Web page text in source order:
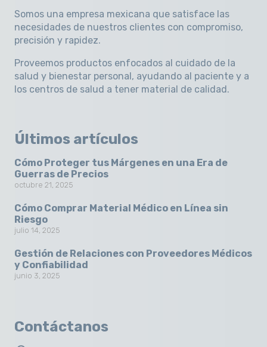
Somos una empresa mexicana que satisface las
necesidades de nuestros clientes con compromiso,
precisión y rapidez.
Proveemos productos enfocados al cuidado de la
salud y bienestar personal, ayudando al paciente y a
los centros de salud a tener material de calidad.
Últimos artículos
Cómo Proteger tus Márgenes en una Era de
Guerras de Precios
octubre 21, 2025
Cómo Comprar Material Médico en Línea sin
Riesgo
julio 14, 2025
Gestión de Relaciones con Proveedores Médicos
y Confiabilidad
junio 3, 2025
Contáctanos